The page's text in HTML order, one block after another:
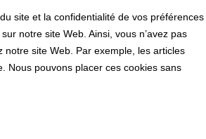
site et la confidentialité de vos préférences
notre site Web. Ainsi, vous n’avez pas
site Web. Par exemple, les articles
Nous pouvons placer ces cookies sans